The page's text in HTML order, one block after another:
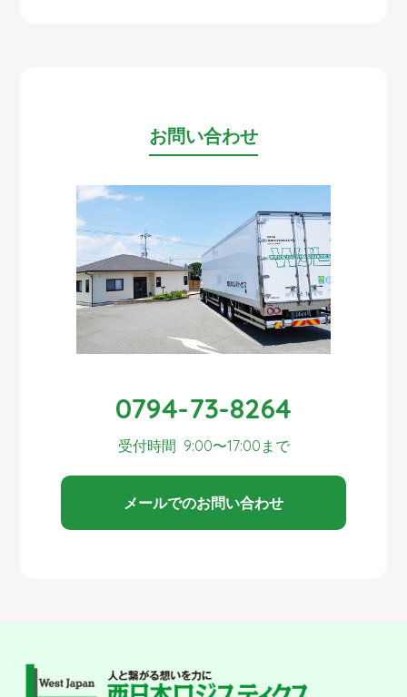
お問い合わせ
0794-73-8264
受付時間 9:00〜17:00まで
メールでのお問い合わせ